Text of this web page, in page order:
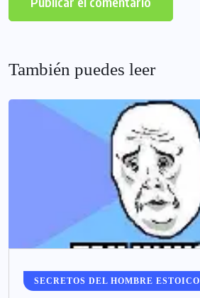
También puedes leer
SECRETOS DEL HOMBRE ESTOICO